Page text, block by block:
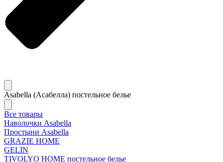
Asabella (Асабелла) постельное белье
Все товары
Наволочки Asabella
Простыни Asabella
GRAZIE HOME
GELIN
TIVOLYO HOME постельное белье